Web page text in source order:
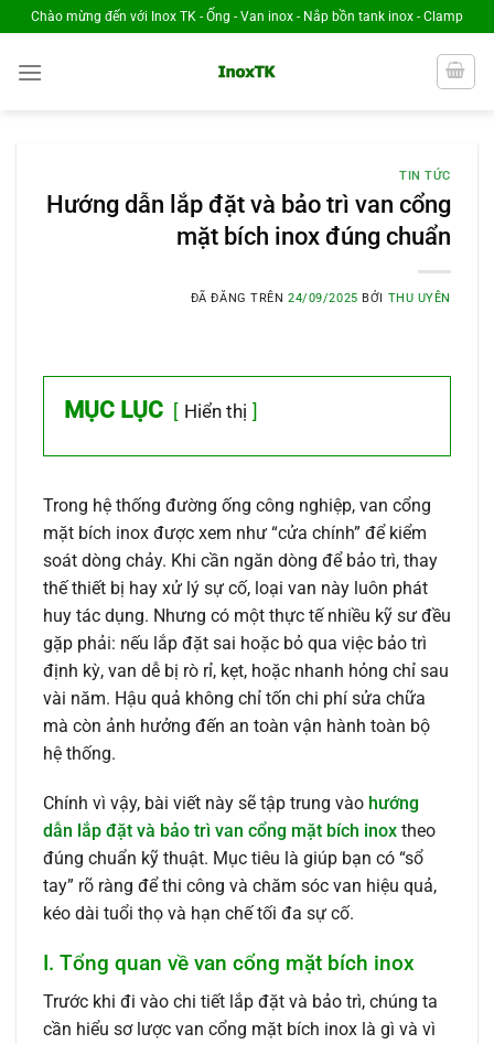
Chuyển
đến
nội
Chào mừng đến với Inox TK - Ống - Van inox - Nắp bồn tank inox - Clamp
TIN TỨC
Hướng dẫn lắp đặt và bảo trì van cổng
mặt bích inox đúng chuẩn
ĐÃ ĐĂNG TRÊN24/09/2025 BỞI THU UYÊN
MỤC LỤC Hiển thị
Trong hệ thống đường ống công nghiệp, van cổng
mặt bích inox được xem như “cửa chính” để kiểm
soát dòng chảy. Khi cần ngăn dòng để bảo trì, thay
thế thiết bị hay xử lý sự cố, loại van này luôn phát
huy tác dụng. Nhưng có một thực tế nhiều kỹ sư đều
gặp phải: nếu lắp đặt sai hoặc bỏ qua việc bảo trì
định kỳ, van dễ bị rò rỉ, kẹt, hoặc nhanh hỏng chỉ sau
vài năm. Hậu quả không chỉ tốn chi phí sửa chữa
mà còn ảnh hưởng đến an toàn vận hành toàn bộ
hệ thống.
Chính vì vậy, bài viết này sẽ tập trung vào hướng
dẫn lắp đặt và bảo trì van cổng mặt bích inox theo
đúng chuẩn kỹ thuật. Mục tiêu là giúp bạn có “sổ
tay” rõ ràng để thi công và chăm sóc van hiệu quả,
kéo dài tuổi thọ và hạn chế tối đa sự cố.
I. Tổng quan về van cổng mặt bích inox
Trước khi đi vào chi tiết lắp đặt và bảo trì, chúng ta
cần hiểu sơ lược van cổng mặt bích inox là gì và vì